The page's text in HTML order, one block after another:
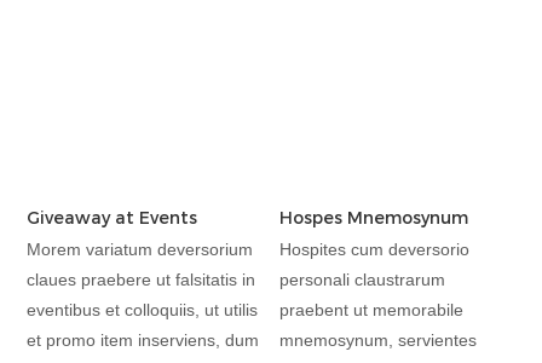
Giveaway at Events
Morem variatum deversorium
claues praebere ut falsitatis in
eventibus et colloquiis, ut utilis
et promo item inserviens, dum
Hospes Mnemosynum
Hospites cum deversorio
personali claustrarum
praebent ut memorabile
mnemosynum, servientes